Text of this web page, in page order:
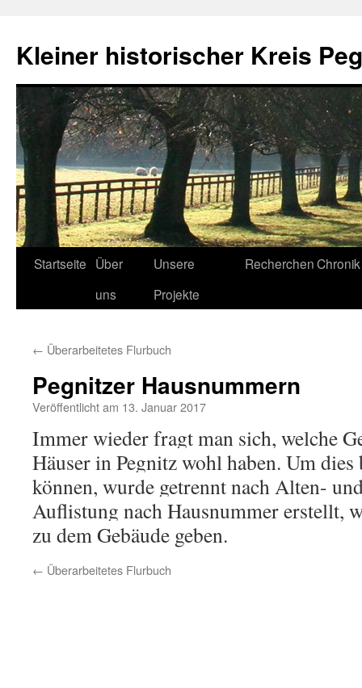
springen
Kleiner historischer Kreis
Startseite Über
uns
Unsere
Projekte
RecherchenChronik
← Überarbeitetes Flurbuch
Pegnitzer Hausnummern
Veröffentlicht am 13. Januar 2017
Immer wieder fragt man sich, welche
Häuser in Pegnitz wohl haben. Um
können, wurde getrennt nach Alten-
Auflistung nach Hausnummer erstellt,
zu dem Gebäude geben.
← Überarbeitetes Flurbuch